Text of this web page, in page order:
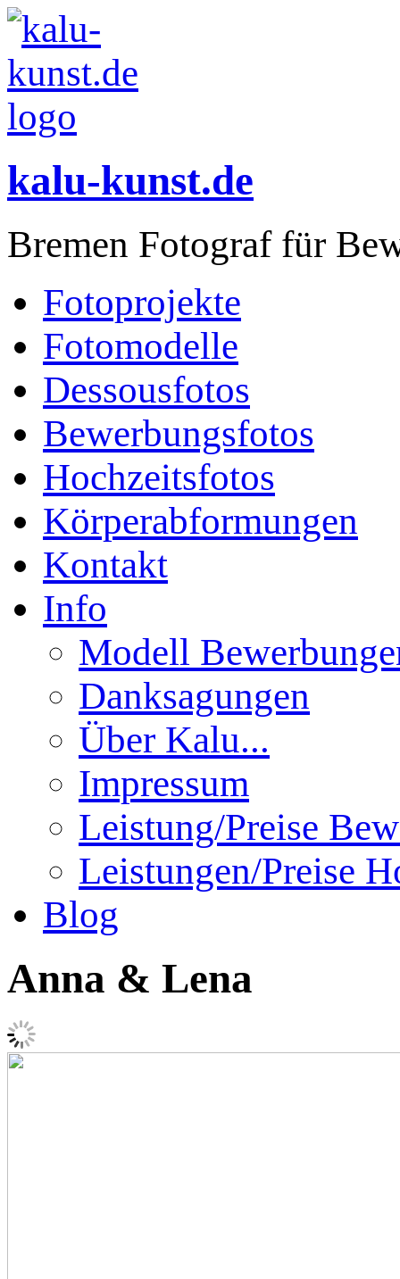
kalu-kunst.de
Bremen Fotograf für
Fotoprojekte
Fotomodelle
Dessousfotos
Bewerbungsfotos
Hochzeitsfotos
Körperabformungen
Kontakt
Info
Modell
Danksagungen
Über Kalu...
Impressum
Leistung/Preise
Leistungen/Preise
Blog
Anna & Lena